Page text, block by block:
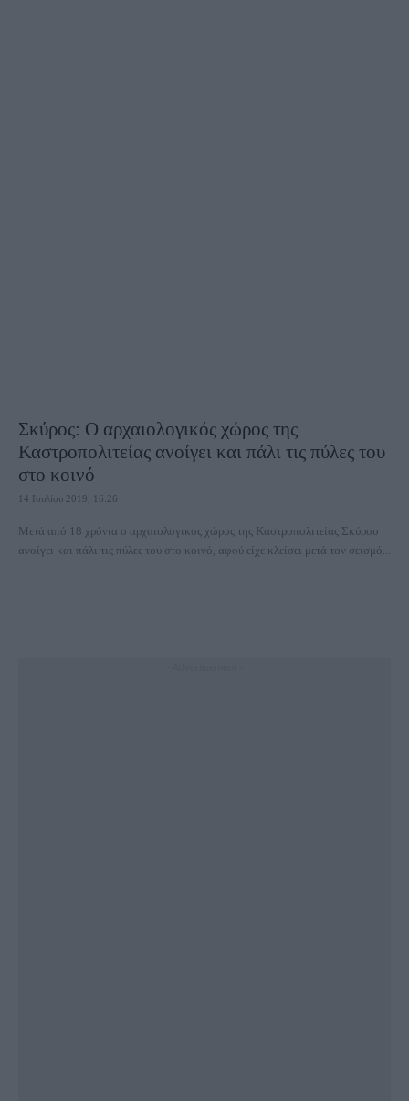
Σκύρος: Ο αρχαιολογικός χώρος της
Καστροπολιτείας ανοίγει και πάλι τις πύλες του
στο κοινό
14 Ιουλίου 2019, 16:26
Μετά από 18 χρόνια ο αρχαιολογικός χώρος της Καστροπολιτείας Σκύρου
ανοίγει και πάλι τις πύλες του στο κοινό, αφού είχε κλείσει μετά τον σεισμό...